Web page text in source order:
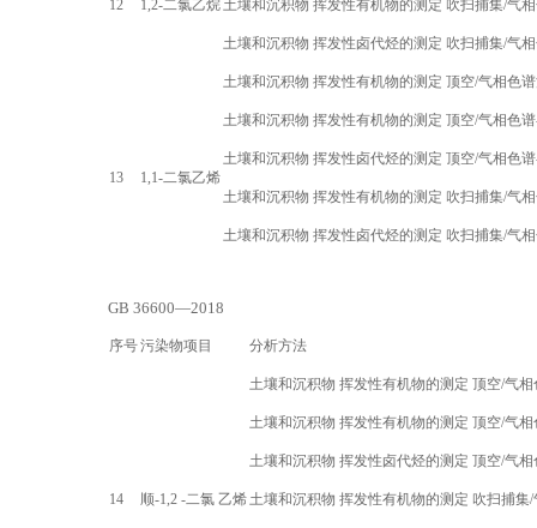
12 1,2-二氯乙烷土壤和沉积物 挥发性有机物的测定 吹扫捕集/气
土壤和沉积物 挥发性卤代烃的测定 吹扫捕集/气
土壤和沉积物 挥发性有机物的测定 顶空/气相色
13 1,1-二氯乙烯
土壤和沉积物 挥发性有机物的测定 顶空/气相色谱
土壤和沉积物 挥发性卤代烃的测定 顶空/气相色谱
土壤和沉积物 挥发性有机物的测定 吹扫捕集/气
土壤和沉积物 挥发性卤代烃的测定 吹扫捕集/气
GB 36600—2018
序号污染物项目 分析方法
土壤和沉积物 挥发性有机物的测定 顶空/气相
14 顺-1,2 -二氯 乙烯
土壤和沉积物 挥发性有机物的测定 顶空/气相
土壤和沉积物 挥发性卤代烃的测定 顶空/气相
土壤和沉积物 挥发性有机物的测定 吹扫捕集/